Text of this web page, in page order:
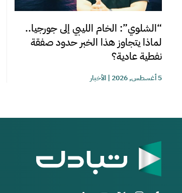
“الشلوي”: الخام الليبي إلى جورجيا..
لماذا يتجاوز هذا الخبر حدود صفقة
نفطية عادية؟
5 أغسطس, 2026 |الأخبار